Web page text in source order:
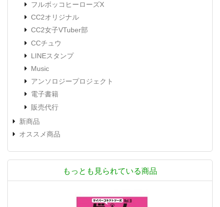
フルボッコヒーローズX
CC2オリジナル
CC2女子VTuber部
CCチュウ
LINEスタンプ
Music
アンソロジープロジェクト
電子書籍
販売代行
新商品
オススメ商品
もっとも見られている商品